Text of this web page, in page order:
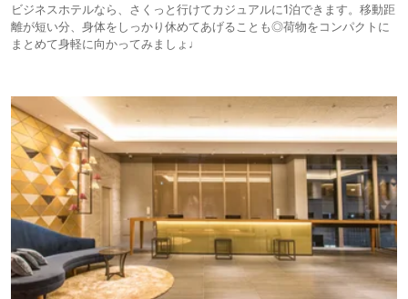
ビジネスホテルなら、さくっと行けてカジュアルに1泊できます。移動距
離が短い分、身体をしっかり休めてあげることも◎荷物をコンパクトに
まとめて身軽に向かってみましょ♩